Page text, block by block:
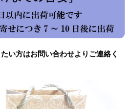
い方はお問い合わせよりご連絡く